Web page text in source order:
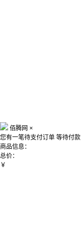
佰腾网 ×
您有一笔待支付订单 等待付款
商品信息：
总价：
￥